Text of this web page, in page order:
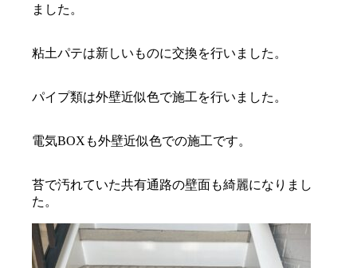
ました。
粘土パテは新しいものに交換を行いました。
パイプ類は外壁近似色で施工を行いました。
電気BOXも外壁近似色での施工です。
苔で汚れていた共有通路の壁面も綺麗になりまし
た。